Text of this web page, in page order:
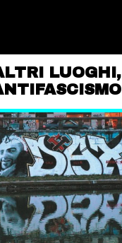
HOME
ABOUT
AREA
DEGENERAZIONE
GAZA FREESTYLE
CSOA LAMBRETTA
LUOGHI ,